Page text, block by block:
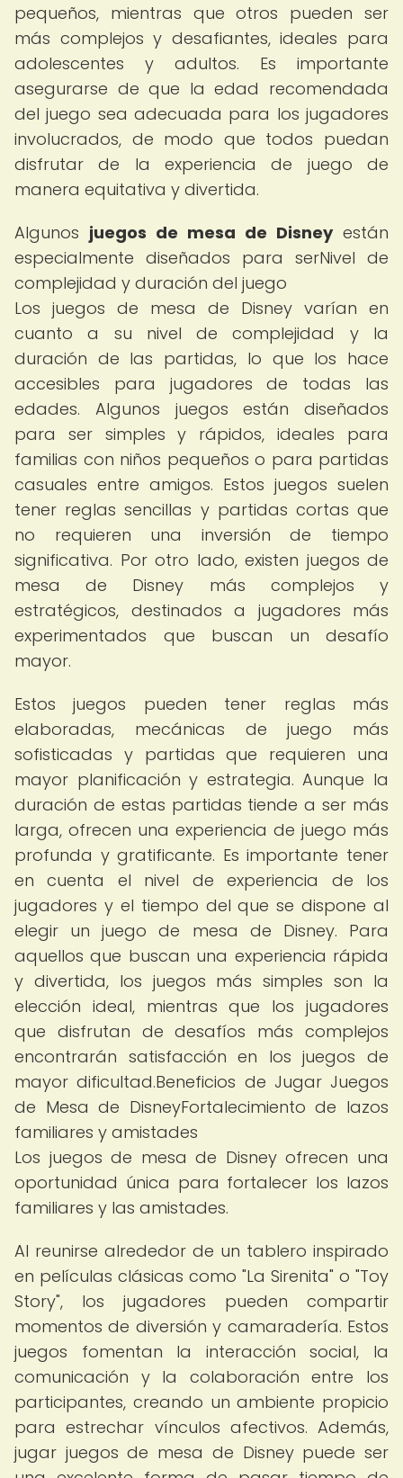
pequeños, mientras que otros pueden ser
más complejos y desafiantes, ideales para
adolescentes y adultos. Es importante
asegurarse de que la edad recomendada
del juego sea adecuada para los jugadores
involucrados, de modo que todos puedan
disfrutar de la experiencia de juego de
manera equitativa y divertida.
Algunos juegos de mesa de Disneyestán
especialmente diseñados para serNivel de
complejidad y duración del juego
Los juegos de mesa de Disney varían en
cuanto a su nivel de complejidad y la
duración de las partidas, lo que los hace
accesibles para jugadores de todas las
edades. Algunos juegos están diseñados
para ser simples y rápidos, ideales para
familias con niños pequeños o para partidas
casuales entre amigos. Estos juegos suelen
tener reglas sencillas y partidas cortas que
no requieren una inversión de tiempo
significativa. Por otro lado, existen juegos de
mesa de Disney más complejos y
estratégicos, destinados a jugadores más
experimentados que buscan un desafío
mayor.
Estos juegos pueden tener reglas más
elaboradas, mecánicas de juego más
sofisticadas y partidas que requieren una
mayor planificación y estrategia. Aunque la
duración de estas partidas tiende a ser más
larga, ofrecen una experiencia de juego más
profunda y gratificante. Es importante tener
en cuenta el nivel de experiencia de los
jugadores y el tiempo del que se dispone al
elegir un juego de mesa de Disney. Para
aquellos que buscan una experiencia rápida
y divertida, los juegos más simples son la
elección ideal, mientras que los jugadores
que disfrutan de desafíos más complejos
encontrarán satisfacción en los juegos de
mayor dificultad.Beneficios de Jugar Juegos
de Mesa de DisneyFortalecimiento de lazos
familiares y amistades
Los juegos de mesa de Disney ofrecen una
oportunidad única para fortalecer los lazos
familiares y las amistades.
Al reunirse alrededor de un tablero inspirado
en películas clásicas como "La Sirenita" o "Toy
Story", los jugadores pueden compartir
momentos de diversión y camaradería. Estos
juegos fomentan la interacción social, la
comunicación y la colaboración entre los
participantes, creando un ambiente propicio
para estrechar vínculos afectivos. Además,
jugar juegos de mesa de Disney puede ser